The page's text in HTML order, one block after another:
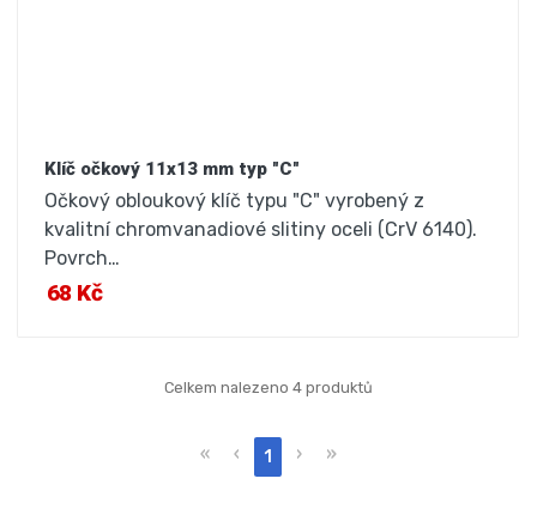
Klíč očkový 11x13 mm typ "C"
Očkový obloukový klíč typu "C" vyrobený z
kvalitní chromvanadiové slitiny oceli (CrV 6140).
Povrch…
68 Kč
Celkem nalezeno 4 produktů
« ‹ 1 › »